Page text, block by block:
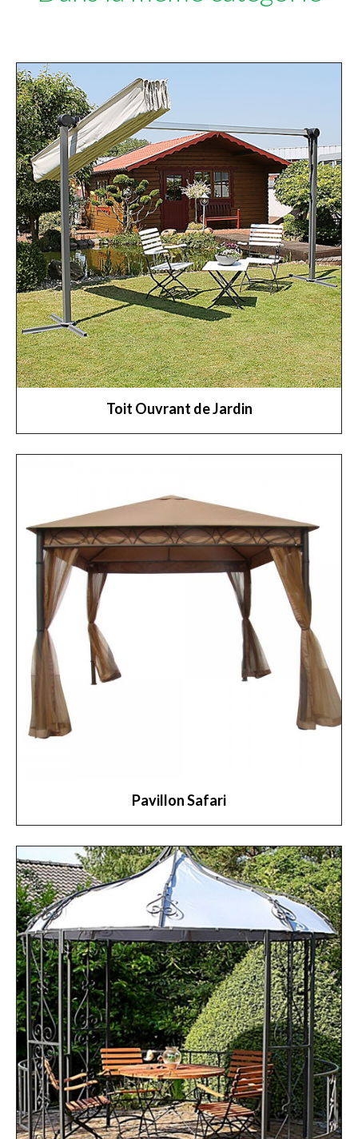
Toit Ouvrant de Jardin
Pavillon Safari